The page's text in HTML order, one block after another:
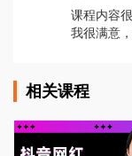
课程内容
我很满意
相关课程